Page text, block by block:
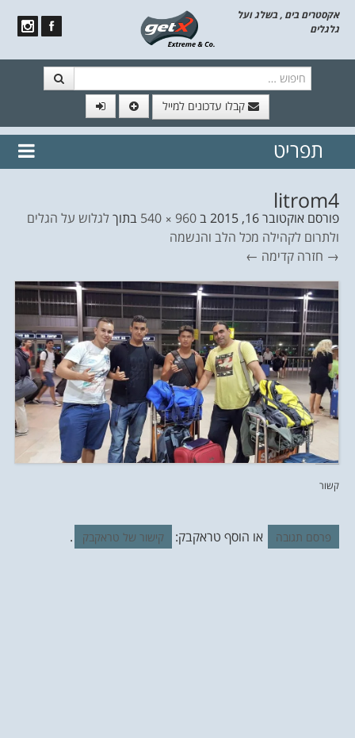
אקסטרים בים , בשלג ועל
גלגלים
קבלו עדכונים למייל
// הצטרף לרשימת תפוצה!
נשמח
תפריט
litrom4
פורסם אוקטובר 16, 2015 ב960 × 540 בתוך לגלוש על הגלים
ולתרום לקהילה מכל הלב והנשמה
→ חזרה קדימה ←
קשור
פרסם תגובה או הוסף טראקבק: קישור של טראקבק .